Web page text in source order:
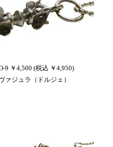
9 ￥4,500 (税込 ￥4,950)
ァジュラ（ドルジェ）